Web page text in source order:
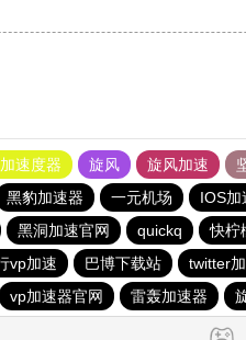
速度器 旋风 旋风加速
黑豹加速器 一元机场 IOS加
黑洞加速官网 quickq 快柠
vp加速 巴博下载站 twitter
vp加速器官网 雷轰加速器